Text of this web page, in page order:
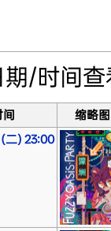
/时间
间
缩略图
二) 23:00